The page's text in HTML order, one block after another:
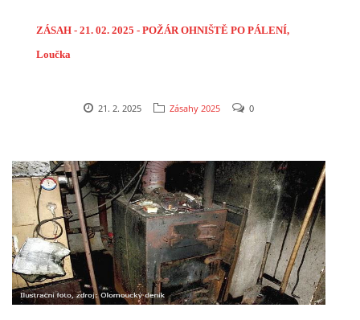
ZÁSAH - 21. 02. 2025 - POŽÁR OHNIŠTĚ PO PÁLENÍ,
Loučka
21. 2. 2025 Zásahy 2025 0